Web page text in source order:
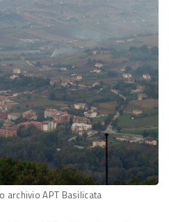
archivio APT Basilicata